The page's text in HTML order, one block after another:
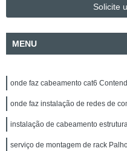
Solicite
MENU
onde faz cabeamento cat6
onde faz instalação de redes de
instalação de cabeamento
serviço de montagem de rack